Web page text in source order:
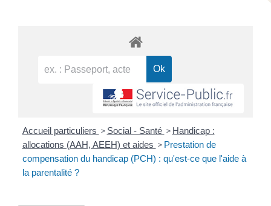
Accueil particuliers > Social - Santé > Handicap :
allocations (AAH, AEEH) et aides > Prestation de
compensation du handicap (PCH) : qu'est-ce que l'aide à
la parentalité ?